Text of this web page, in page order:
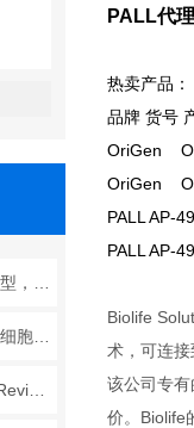
PALL代
热卖产品：
品牌 货号
OriGen
OriGen
PALL AP-
PALL AP-
Biolife
术，可连
该公司专
价。Biolife